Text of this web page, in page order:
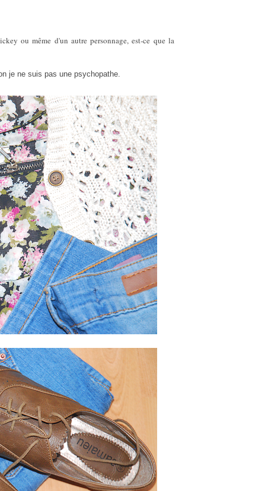
ou même d'un autre personnage, est-ce que la
je ne suis pas une psychopathe.